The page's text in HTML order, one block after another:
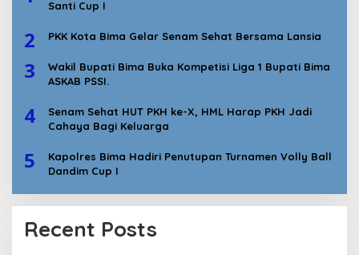
Santi Cup I
2 PKK Kota Bima Gelar Senam Sehat Bersama Lansia
3
Wakil Bupati Bima Buka Kompetisi Liga 1 Bupati Bima
ASKAB PSSI.
4
Senam Sehat HUT PKH ke-X, HML Harap PKH Jadi
Cahaya Bagi Keluarga
5
Kapolres Bima Hadiri Penutupan Turnamen Volly Ball
Dandim Cup I
Recent Posts